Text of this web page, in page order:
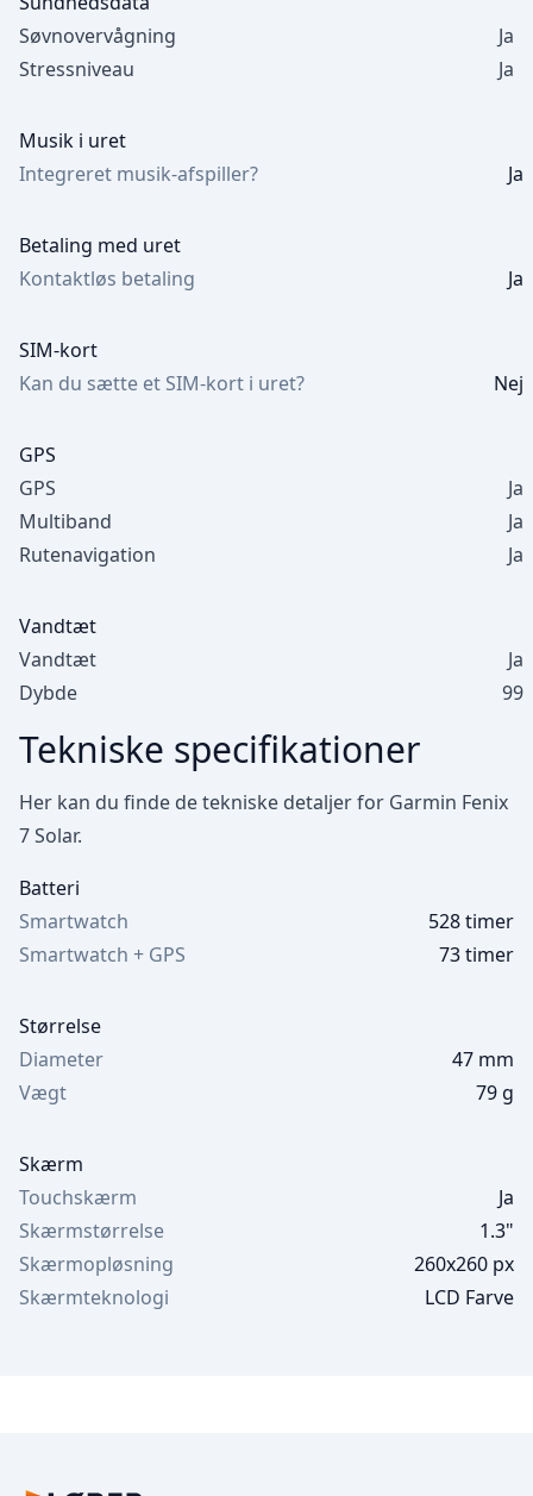
Søvnovervågning
Ja
Stressniveau
Ja
Musik i uret
Integreret musik-afspiller?
Ja
Betaling med uret
Kontaktløs betaling
Ja
SIM-kort
Kan du sætte et SIM-kort i uret?
Nej
GPS
GPS
Ja
Multiband
Ja
Rutenavigation
Ja
Vandtæt
Vandtæt
Ja
Dybde
99
Tekniske specifikationer
Her kan du finde de tekniske detaljer for Garmin Fenix
7 Solar.
Batteri
Smartwatch
528 timer
Smartwatch + GPS
73 timer
Størrelse
Diameter
47 mm
Vægt
79 g
Skærm
Touchskærm
Ja
Skærmstørrelse
1.3"
Skærmopløsning
260x260 px
Skærmteknologi
LCD Farve